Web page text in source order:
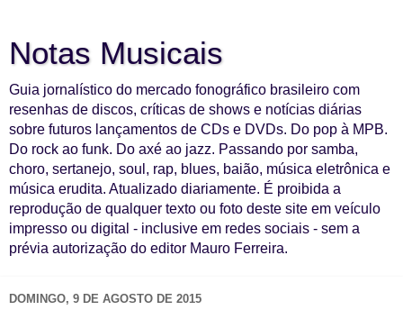
Notas Musicais
Guia jornalístico do mercado fonográfico brasileiro com
resenhas de discos, críticas de shows e notícias diárias
sobre futuros lançamentos de CDs e DVDs. Do pop à MPB.
Do rock ao funk. Do axé ao jazz. Passando por samba,
choro, sertanejo, soul, rap, blues, baião, música eletrônica e
música erudita. Atualizado diariamente. É proibida a
reprodução de qualquer texto ou foto deste site em veículo
impresso ou digital - inclusive em redes sociais - sem a
prévia autorização do editor Mauro Ferreira.
DOMINGO, 9 DE AGOSTO DE 2015